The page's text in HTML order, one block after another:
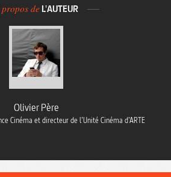
de L'AUTEUR
Olivier Père
Cinéma et directeur de l’Unité Cinéma d’ARTE